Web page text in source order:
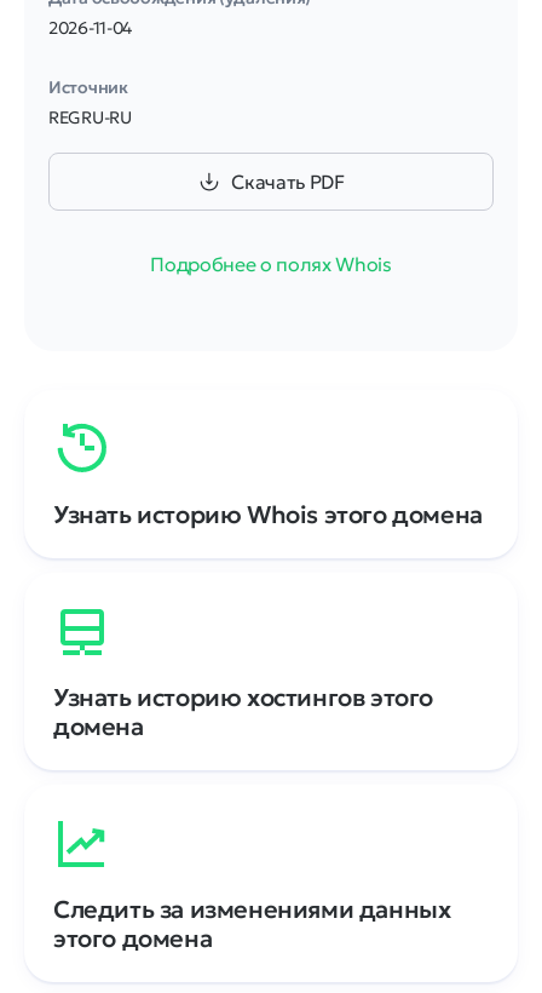
2026-11-04
Источник
REGRU-RU
Скачать PDF
Подробнее о полях Whois
Узнать историю Whois этого домена
Узнать историю хостингов этого
домена
Следить за изменениями данных
этого домена